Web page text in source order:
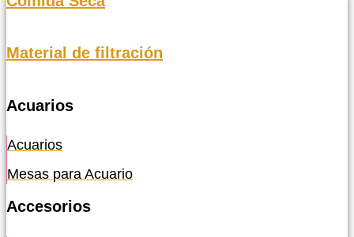
Material de filtración
Acuarios
Acuarios
Mesas para Acuario
Accesorios